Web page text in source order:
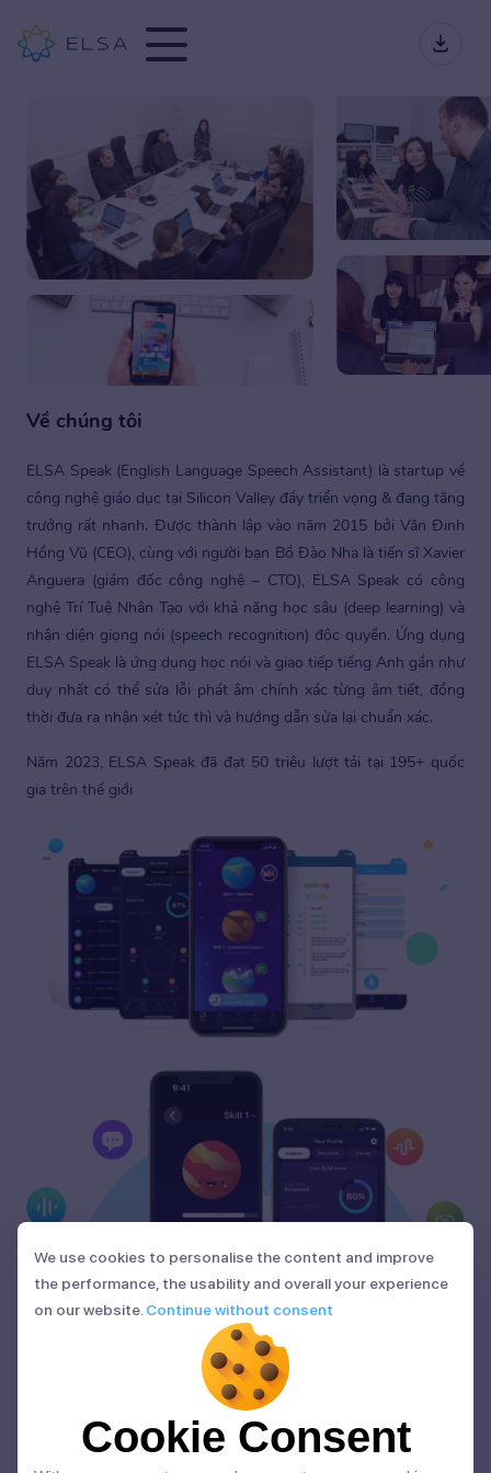
Về chúng tôi
ELSA Speak (English Language Speech Assistant) là startup về
công nghệ giáo dục tại Silicon Valley đầy triển vọng & đang tăng
trưởng rất nhanh. Được thành lập vào năm 2015 bởi Văn Đinh
Hồng Vũ (CEO), cùng với người bạn Bồ Đào Nha là tiến sĩ Xavier
Anguera (giám đốc công nghệ – CTO), ELSA Speak có công
nghệ Trí Tuệ Nhân Tạo với khả năng học sâu (deep learning) và
nhận diện giọng nói (speech recognition) độc quyền. Ứng dụng
ELSA Speak là ứng dụng học nói và giao tiếp tiếng Anh gần như
duy nhất có thể sửa lỗi phát âm chính xác từng âm tiết, đồng
thời đưa ra nhận xét tức thì và hướng dẫn sửa lại chuẩn xác.
Năm 2023, ELSA Speak đã đạt 50 triệu lượt tải tại 195+ quốc
gia trên thế giới
We use cookies to personalise the content and improve
the performance, the usability and overall your experience
Continue without consent
Cookie Consent
We use cookies to personalise the content and improve
the performance, the usability and overall your experience
on our website. Continue without consent
Cookie Consent